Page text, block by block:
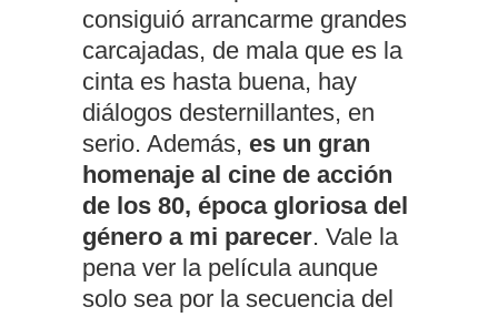
consiguió arrancarme grandes
carcajadas, de mala que es la
cinta es hasta buena, hay
diálogos desternillantes, en
serio. Además, es un gran
homenaje al cine de acción
de los 80, época gloriosa del
género a mi parecer. Vale la
pena ver la película aunque
solo sea por la secuencia del